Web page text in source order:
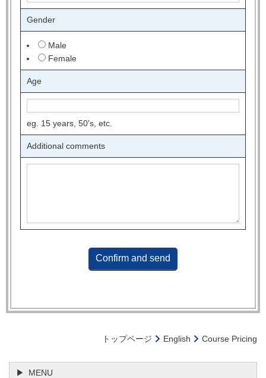
Gender
Male
Female
Age
eg. 15 years, 50's, etc.
Additional comments
トップページ English Course Pricing
MENU